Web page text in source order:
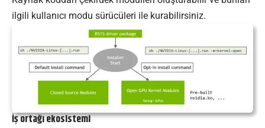
ilgili kullanıcı modu sürücüleri ile kurabilirsiniz.
İş ortağı ekosistemi